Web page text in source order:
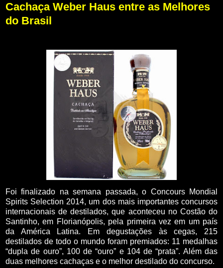
Cachaça Weber Haus entre as Melhores
do Brasil
Foi finalizado na semana passada, o Concours Mondial
Spirits Selection 2014, um dos mais importantes concursos
internacionais de destilados, que aconteceu no Costão do
Santinho, em Florianópolis, pela primeira vez em um país
da América Latina. Em degustações às cegas, 215
destilados de todo o mundo foram premiados: 11 medalhas
“dupla de ouro”, 100 de “ouro” e 104 de “prata”. Além das
duas melhores cachaças e o melhor destilado do concurso.